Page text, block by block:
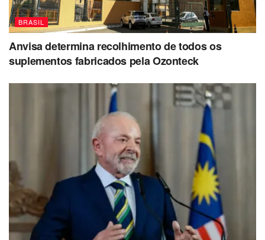
BRASIL
Anvisa determina recolhimento de todos os
suplementos fabricados pela Ozonteck